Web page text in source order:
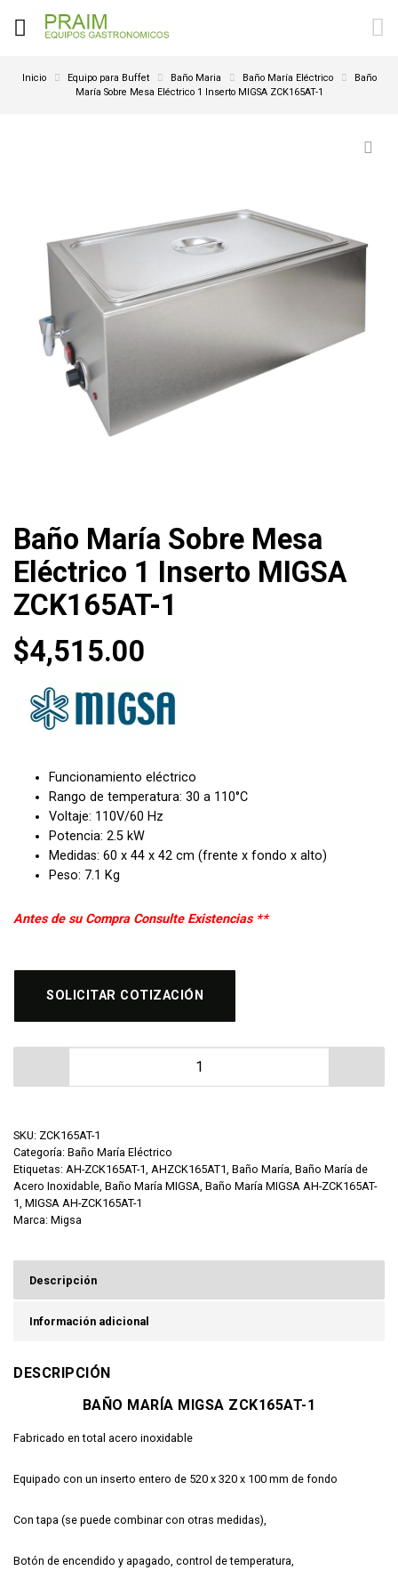
Inicio Equipo para Buffet Baño Maria Baño María Eléctrico
Baño
María Sobre Mesa Eléctrico 1 Inserto MIGSA ZCK165AT-1
Baño María Sobre Mesa
Eléctrico 1 Inserto MIGSA
ZCK165AT-1
$4,515.00
Funcionamiento eléctrico
Rango de temperatura: 30 a 110°C
Voltaje: 110V/60 Hz
Potencia: 2.5 kW
Medidas: 60 x 44 x 42 cm (frente x fondo x alto)
Peso: 7.1 Kg
Antes de su Compra Consulte Existencias **
SOLICITAR COTIZACIÓN
Baño María Sobre Mesa Eléctrico 1 Inserto MIGSA
SKU: ZCK165AT-1
Categoría: Baño María Eléctrico
Etiquetas: AH-ZCK165AT-1, AHZCK165AT1, Baño María, Baño María de
Acero Inoxidable, Baño María MIGSA, Baño María MIGSA AH-ZCK165AT-
1, MIGSA AH-ZCK165AT-1
Marca: Migsa
Descripción
Información adicional
DESCRIPCIÓN
BAÑO MARÍA MIGSA ZCK165AT-1
Fabricado en total acero inoxidable
Equipado con un inserto entero de 520 x 320 x 100 mm de fondo
Con tapa (se puede combinar con otras medidas),
Botón de encendido y apagado, control de temperatura,